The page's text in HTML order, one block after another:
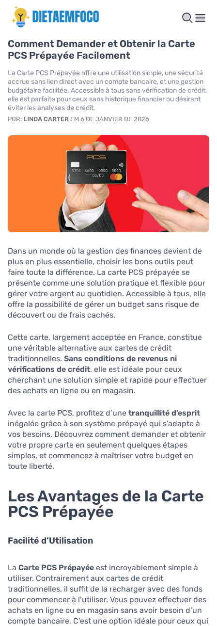
Comment Demander et Obtenir la Carte
PCS Prépayée Facilement
La Carte PCS Prépayée offre une utilisation simple, une sécurité
accrue sans lien direct avec un compte bancaire, et une gestion
budgétaire facilitée. Accessible à tous sans vérification de crédit,
elle est parfaite pour ceux sans historique financier ou désirant
éviter les analyses de crédit.
POR: LINDA CARTER EM 6 DE JANVIER DE 2026
Dans un monde où la gestion des finances devient de
plus en plus essentielle, choisir les bons outils peut
faire toute la différence. La carte PCS prépayée se
présente comme une solution pratique et flexible pour
gérer votre argent au quotidien. Accessible à tous, elle
offre la possibilité de gérer un budget sans risque de
découvert ou de frais cachés.
Cette carte, largement acceptée en France, constitue
une véritable alternative aux cartes de crédit
traditionnelles. Sans conditions de revenus ni
vérifications de crédit, elle est idéale pour ceux
cherchant une solution simple et rapide pour effectuer
des achats en ligne ou en magasin.
Avec la carte PCS, profitez d’une tranquillité d’esprit
inégalée grâce à son système prépayé qui s’adapte à
vos besoins. Découvrez comment demander et obtenir
votre propre carte en seulement quelques étapes
simples, et commencez à maîtriser votre budget en
toute liberté.
Les Avantages de la Carte
PCS Prépayée
Facilité d’Utilisation
La Carte PCS Prépayée est incroyablement simple à
utiliser. Contrairement aux cartes de crédit
traditionnelles, il suffit de la recharger avec des fonds
pour commencer à l’utiliser. Vous pouvez effectuer des
achats en ligne ou en magasin sans avoir besoin d’un
compte bancaire. C’est une option idéale pour ceux qui